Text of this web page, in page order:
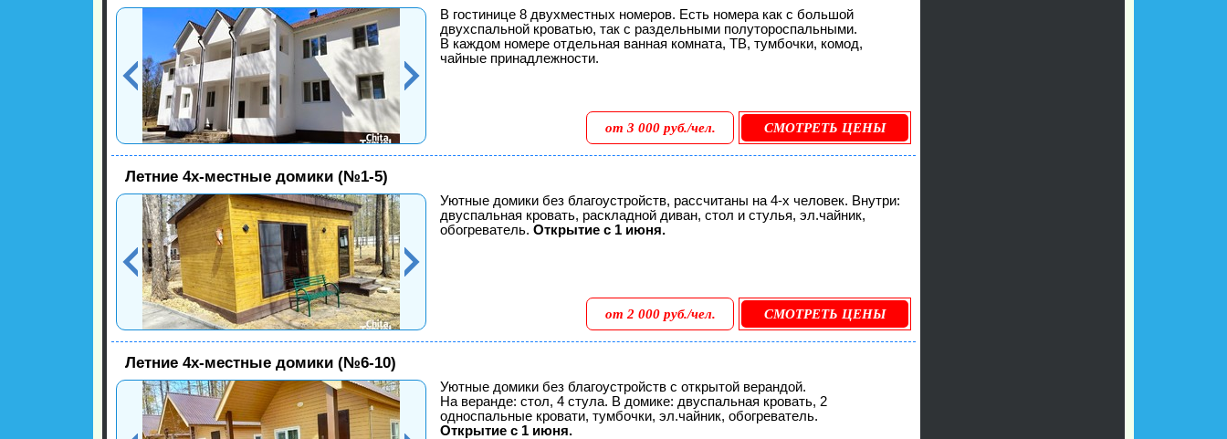
В гостинице 8 двухместных номеров. Есть номера как с большой
двухспальной кроватью, так с раздельными полутороспальными.
В каждом номере отдельная ванная комната, ТВ, тумбочки, комод,
чайные принадлежности.
от 3 000 руб./чел. СМОТРЕТЬ ЦЕНЫ
Летние 4х-местные домики (№1-5)
Уютные домики без благоустройств, рассчитаны на 4-х человек. Внутри:
двуспальная кровать, раскладной диван, стол и стулья, эл.чайник,
обогреватель. Открытие с 1 июня.
от 2 000 руб./чел. СМОТРЕТЬ ЦЕНЫ
Летние 4х-местные домики (№6-10)
Уютные домики без благоустройств с открытой верандой.
На веранде: стол, 4 стула. В домике: двуспальная кровать, 2
односпальные кровати, тумбочки, эл.чайник, обогреватель.
Открытие с 1 июня.